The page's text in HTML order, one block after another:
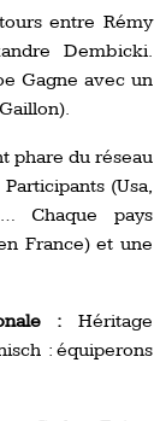
entre Rémy
Dembicki.
Gagne avec un
phare du réseau
(Usa,
Chaque pays
France) et une
: Héritage
: équiperons